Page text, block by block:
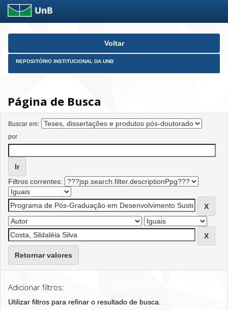
Skip
Voltar
REPOSITÓRIO INSTITUCIONAL DA UNB
Página de Busca
Buscar em:
por
Filtros correntes:
Retornar valores
Adicionar filtros:
Utilizar filtros para refinar o resultado de busca.